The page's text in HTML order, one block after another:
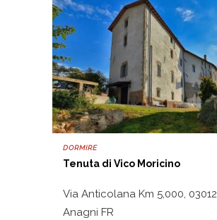
DORMIRE
Tenuta di Vico Moricino
Via Anticolana Km 5,000, 03012
Anagni FR